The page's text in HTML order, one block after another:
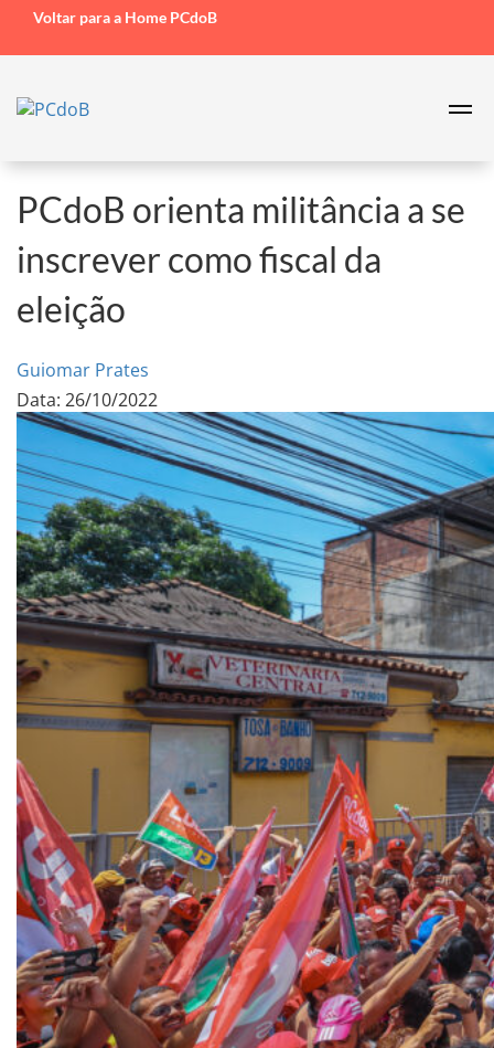
Voltar para a Home PCdoB
PCdoB orienta militância a se
inscrever como fiscal da
eleição
Guiomar Prates
Data: 26/10/2022